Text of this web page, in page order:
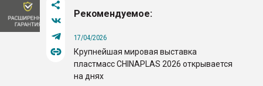
Рекомендуемое:
17/04/2026
Крупнейшая мировая выставка
пластмасс CHINAPLAS 2026 открывается
на днях